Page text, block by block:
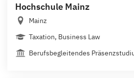
Hochschule Mainz
Mainz
Taxation, Business Law
Berufsbegleitendes